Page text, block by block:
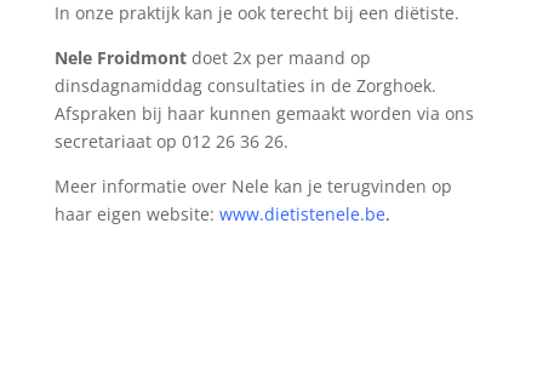
In onze praktijk kan je ook terecht bij een diëtiste.
Nele Froidmontdoet 2x per maand op
dinsdagnamiddag consultaties in de Zorghoek.
Afspraken bij haar kunnen gemaakt worden via ons
secretariaat op 012 26 36 26.
Meer informatie over Nele kan je terugvinden op
haar eigen website: www.dietistenele.be.